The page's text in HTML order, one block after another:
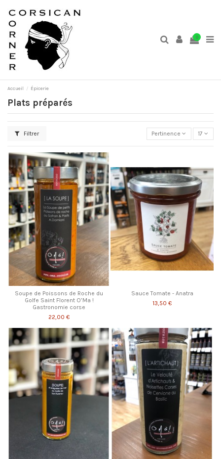
0
Accueil Épicerie
Plats préparés
Filtrer Pertinence 17
Soupe de Poissons de Roche du
Golfe Saint Florent O’Ma !
Gastronomie corse
22,00 €
Sauce Tomate - Anatra
13,50 €